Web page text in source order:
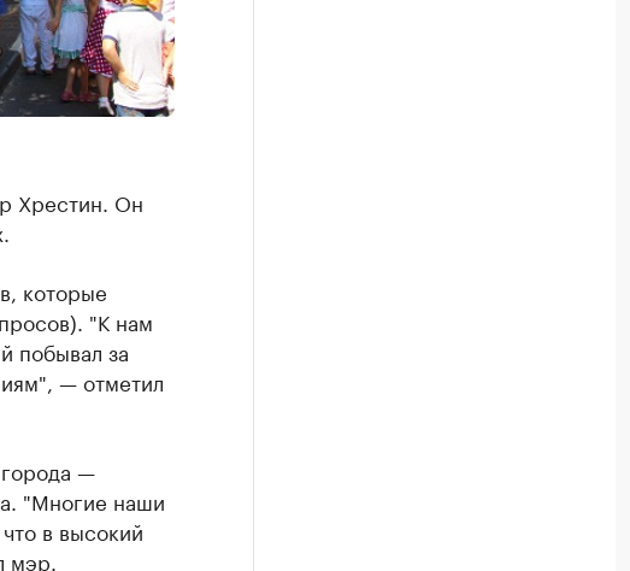
Хрестин. Он
которые
"К нам
побывал за
— отметил
—
"Многие наши
в высокий
мэр.